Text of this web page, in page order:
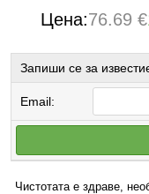
Цена:76.69 €
Запиши се за
Email:
Чистотата е здраве,